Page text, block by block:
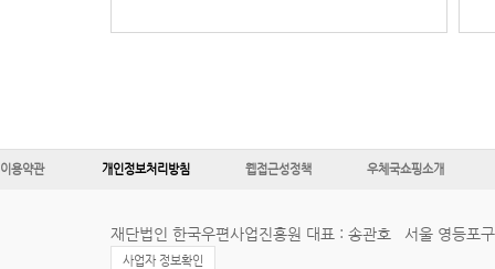
이용약관 개인정보처리방침 웹접근성정책 우체국쇼핑소개
재단법인 한국우편사업진흥원 대표 : 송관호 서울 영등포
사업자 정보확인